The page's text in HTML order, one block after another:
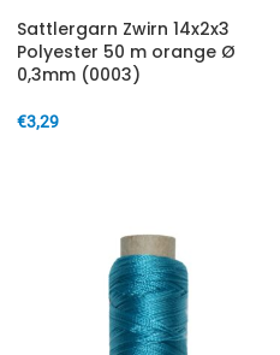
Sattlergarn Zwirn 14x2x3
Polyester 50 m orange Ø
0,3mm (0003)
€3,29